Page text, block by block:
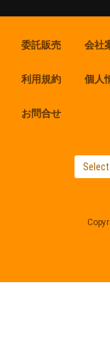
委託販売 会社
利用規約 個人
お問合せ